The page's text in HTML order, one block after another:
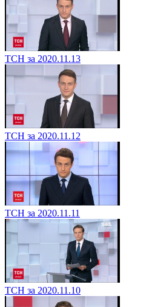
ТСН за 2020.11.13
ТСН за 2020.11.12
ТСН за 2020.11.11
ТСН за 2020.11.10